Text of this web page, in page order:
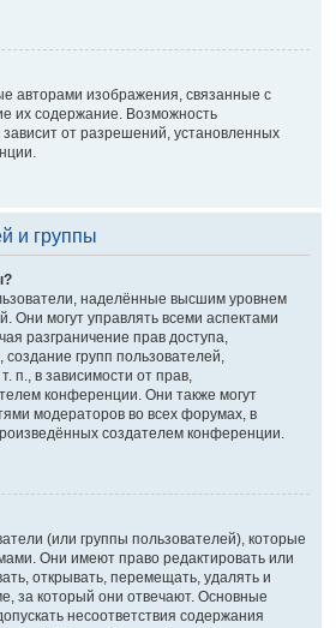
авторами изображения, связанные с
их содержание. Возможность
от разрешений, установленных
и группы
наделённые высшим уровнем
Они могут управлять всеми аспектами
разграничение прав доступа,
групп пользователей,
п., в зависимости от прав,
конференции. Они также могут
модераторов во всех форумах, в
создателем конференции.
(или группы пользователей), которые
Они имеют право редактировать или
открывать, перемещать, удалять и
за который они отвечают. Основные
несоответствия содержания